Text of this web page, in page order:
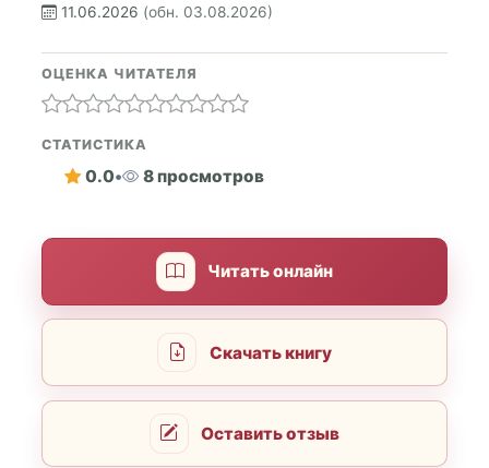
11.06.2026 (обн. 03.08.2026)
ОЦЕНКА ЧИТАТЕЛЯ
СТАТИСТИКА
0.0• 8 просмотров
Читать онлайн
Скачать книгу
Оставить отзыв